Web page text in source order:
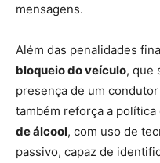
mensagens.
Além das penalidades
bloqueio do veículo, que
presença de um
também reforça a política
de álcool, com uso de
passivo, capaz de